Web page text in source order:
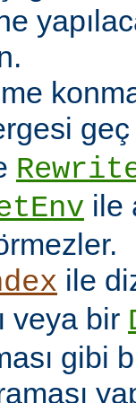
geç
ile
ile
veya bir
gibi